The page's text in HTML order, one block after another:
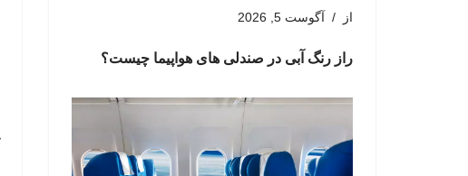
از آگوست 5, 2026
راز رنگ آبی در صندلی های هواپیما چیست؟